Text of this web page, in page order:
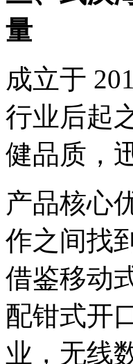
量
成立于
行业后起
健品质，
产品核心
作之间找
借鉴移动
配钳式开
业，无线